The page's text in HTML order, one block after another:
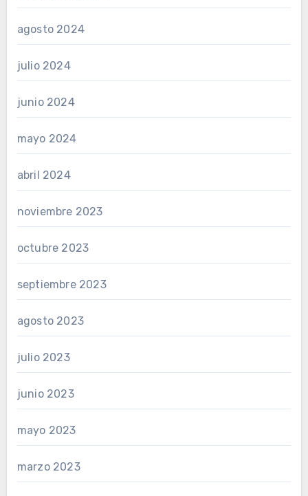
agosto 2024
julio 2024
junio 2024
mayo 2024
abril 2024
noviembre 2023
octubre 2023
septiembre 2023
agosto 2023
julio 2023
junio 2023
mayo 2023
marzo 2023